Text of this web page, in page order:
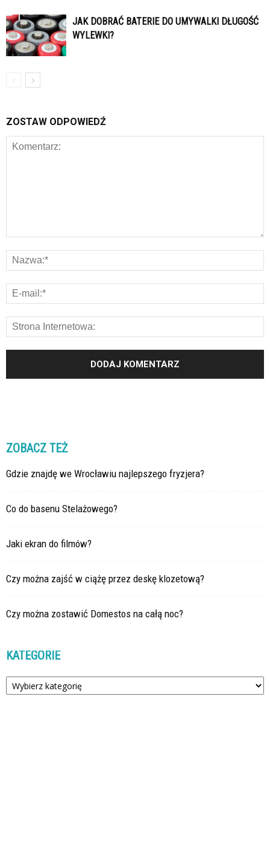
JAK DOBRAĆ BATERIE DO UMYWALKI DŁUGOŚĆ
WYLEWKI?
ZOSTAW ODPOWIEDŹ
ZOBACZ TEŻ
Gdzie znajdę we Wrocławiu najlepszego fryzjera?
Co do basenu Stelażowego?
Jaki ekran do filmów?
Czy można zajść w ciążę przez deskę klozetową?
Czy można zostawić Domestos na całą noc?
KATEGORIE
Kategorie